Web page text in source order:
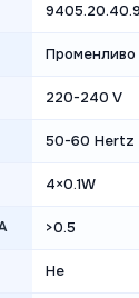
Променливо
220-240 V
50-60 Hertz
4×0.1W
>0.5
Не